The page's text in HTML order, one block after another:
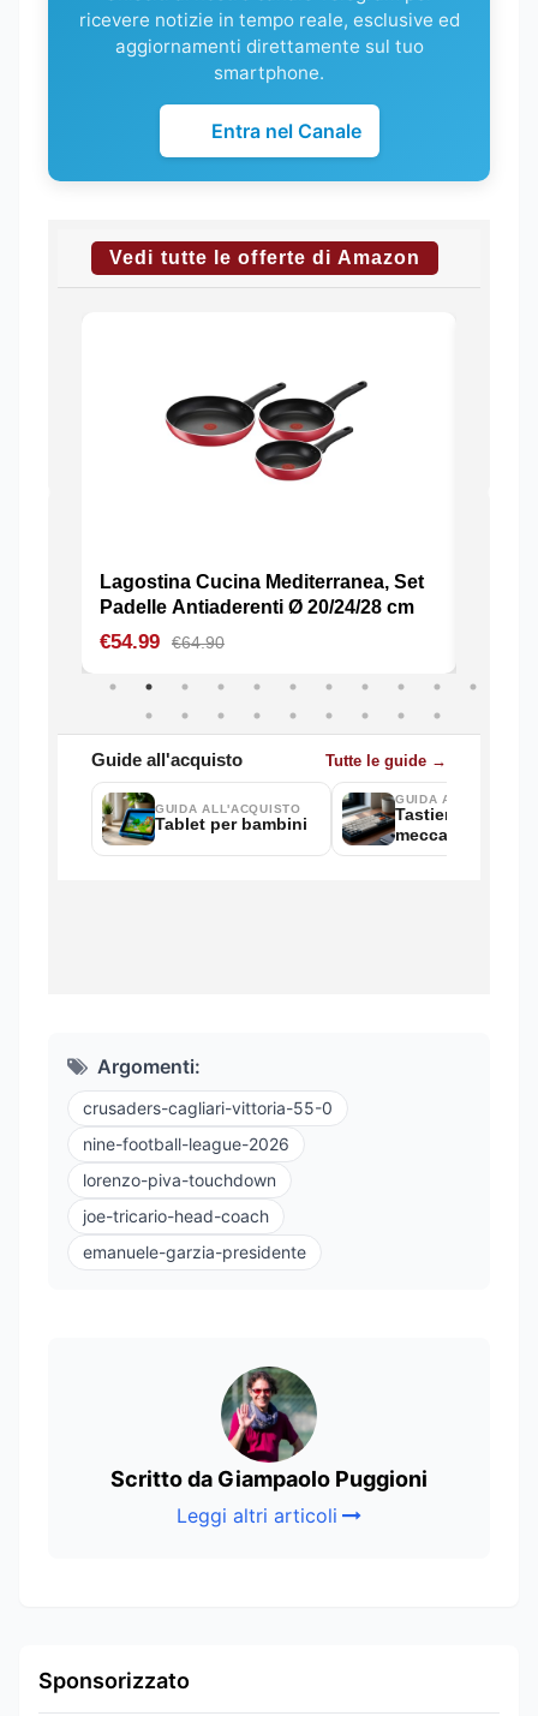
ricevere notizie in tempo reale, esclusive ed
aggiornamenti direttamente sul tuo
smartphone.
Entra nel Canale
Argomenti:
crusaders-cagliari-vittoria-55-0
nine-football-league-2026
lorenzo-piva-touchdown
joe-tricario-head-coach
emanuele-garzia-presidente
Scritto da Giampaolo Puggioni
Leggi altri articoli
Sponsorizzato